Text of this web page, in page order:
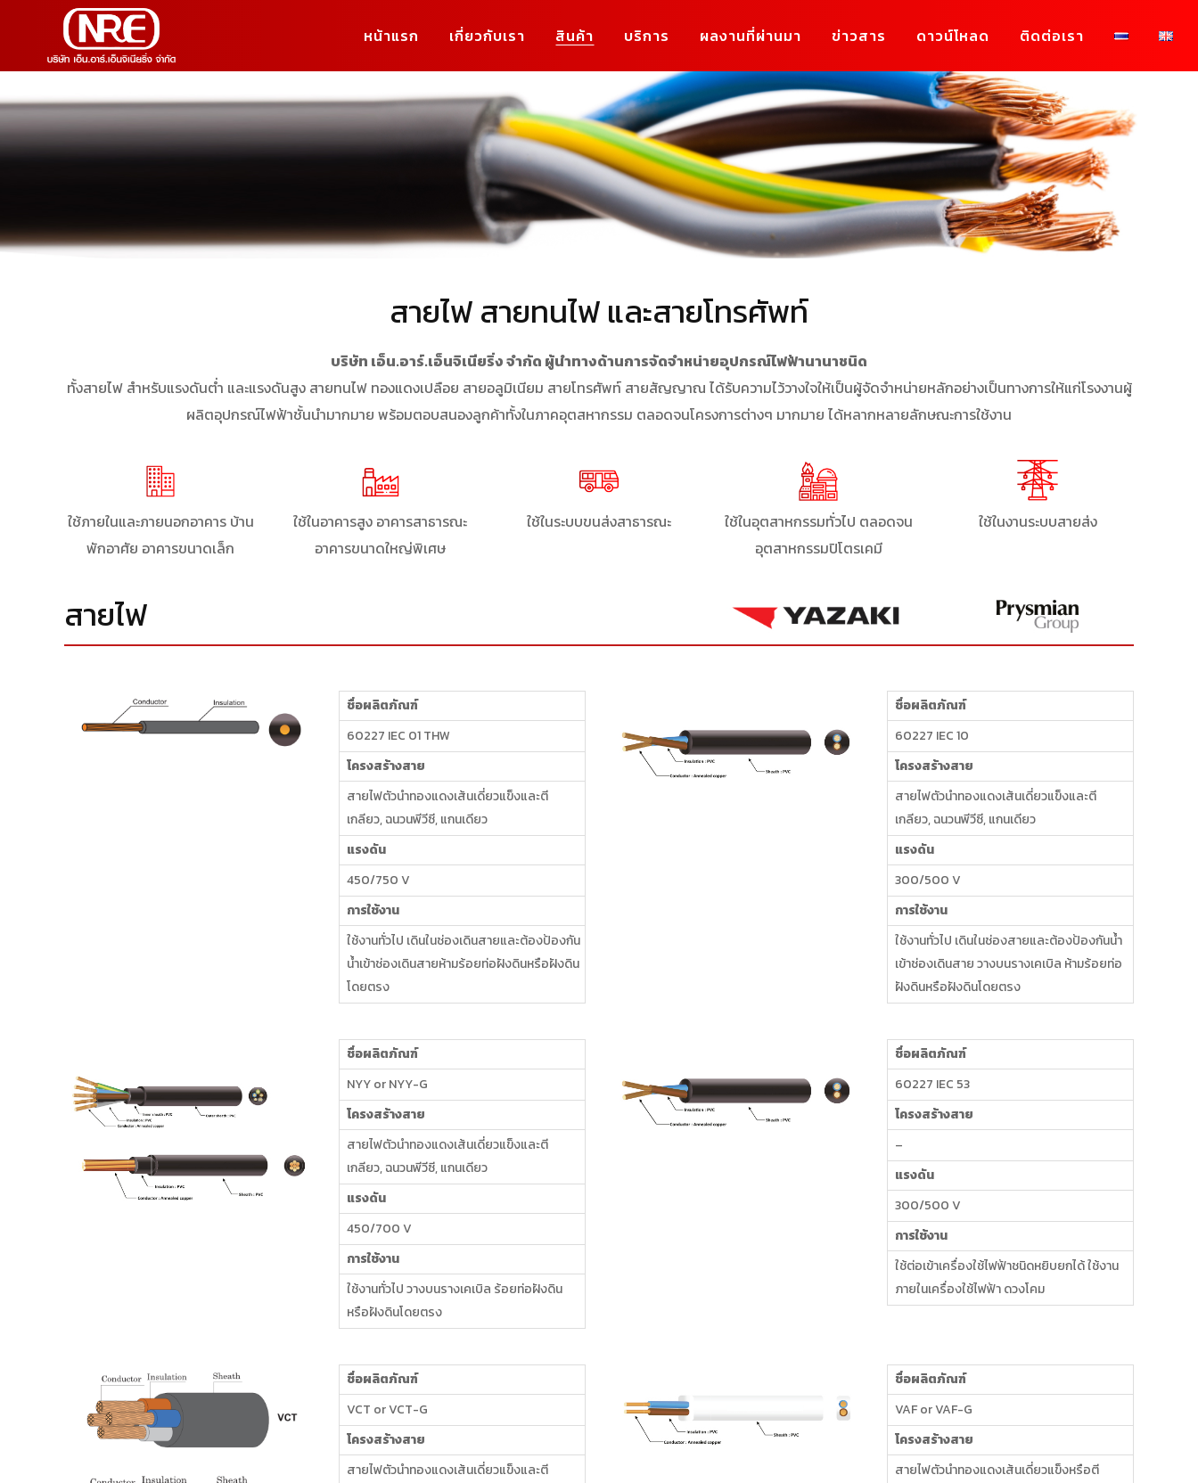
หน้าแรก เกี่ยวกับเรา สินค้า บริการ ผลงานที่ผ่านมา ข่าวสาร ดาวน์โหลด ติดต่อเรา
สายไฟ สายทนไฟ และสายโทรศัพท์
บริษัท เอ็น.อาร์.เอ็นจิเนียริ่ง จำกัด ผู้นำทางด้านการจัดจำหน่ายอุปกรณ์ไฟฟ้านานาชนิด
ทั้งสายไฟ สำหรับแรงดันต่ำ และแรงดันสูง สายทนไฟ ทองแดงเปลือย สายอลูมิเนียม สายโทรศัพท์ สายสัญญาณ ได้รับความไว้วางใจให้เป็นผู้จัดจำหน่ายหลักอย่างเป็นทางการให้แก่โรงงานผู้
ผลิตอุปกรณ์ไฟฟ้าชั้นนำมากมาย พร้อมตอบสนองลูกค้าทั้งในภาคอุตสหากรรม ตลอดจนโครงการต่างๆ มากมาย ได้หลากหลายลักษณะการใช้งาน
ใช้ภายในและภายนอกอาคาร บ้าน
พักอาศัย อาคารขนาดเล็ก
ใช้ในอาคารสูง อาคารสาธารณะ
อาคารขนาดใหญ่พิเศษ
ใช้ในระบบขนส่งสาธารณะ
ใช้ในอุตสาหกรรมทั่วไป ตลอดจน
อุตสาหกรรมปิโตรเคมี
ใช้ในงานระบบสายส่ง
สายไฟ
ชื่อผลิตภัณฑ์
60227 IEC 01 THW
โครงสร้างสาย
สายไฟตัวนำทองแดงเส้นเดี่ยวแข็งและตี
เกลียว, ฉนวนพีวีซี, แกนเดียว
แรงดัน
450/750 V
การใช้งาน
ใช้งานทั่วไป เดินในช่องเดินสายและต้องป้องกัน
น้ำเข้าช่องเดินสายห้ามร้อยท่อฝังดินหรือฝังดิน
โดยตรง
ชื่อผลิตภัณฑ์
60227 IEC 10
โครงสร้างสาย
สายไฟตัวนำทองแดงเส้นเดี่ยวแข็งและตี
เกลียว, ฉนวนพีวีซี, แกนเดียว
แรงดัน
300/500 V
การใช้งาน
ใช้งานทั่วไป เดินในช่องสายและต้องป้องกันน้ำ
เข้าช่องเดินสาย วางบนรางเคเบิล ห้ามร้อยท่อ
ฝังดินหรือฝังดินโดยตรง
ชื่อผลิตภัณฑ์
NYY or NYY-G
โครงสร้างสาย
สายไฟตัวนำทองแดงเส้นเดี่ยวแข็งและตี
เกลียว, ฉนวนพีวีซี, แกนเดียว
แรงดัน
450/700 V
การใช้งาน
ใช้งานทั่วไป วางบนรางเคเบิล ร้อยท่อฝังดิน
หรือฝังดินโดยตรง
ชื่อผลิตภัณฑ์
60227 IEC 53
โครงสร้างสาย
–
แรงดัน
300/500 V
การใช้งาน
ใช้ต่อเข้าเครื่องใช้ไฟฟ้าชนิดหยิบยกได้ ใช้งาน
ภายในเครื่องใช้ไฟฟ้า ดวงโคม
ชื่อผลิตภัณฑ์
VCT or VCT-G
โครงสร้างสาย
สายไฟตัวนำทองแดงเส้นเดี่ยวแข็งและตี
ชื่อผลิตภัณฑ์
VAF or VAF-G
โครงสร้างสาย
สายไฟตัวนำทองแดงเส้นเดี่ยวแข็งหรือตี